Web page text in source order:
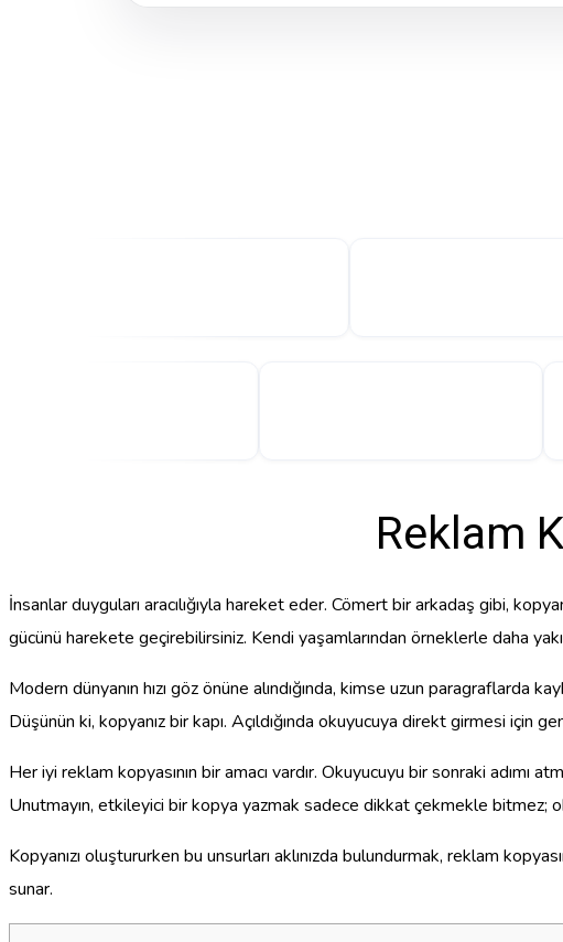
Reklam
İnsanlar duyguları aracılığıyla hareket eder. Cömert bir arkadaş gibi,
gücünü harekete geçirebilirsiniz. Kendi yaşamlarından örneklerle daha
Modern dünyanın hızı göz önüne alındığında, kimse uzun
Düşünün ki, kopyanız bir kapı. Açıldığında okuyucuya direkt girmesi için
Her iyi reklam kopyasının bir amacı vardır. Okuyucuyu bir sonraki
Unutmayın, etkileyici bir kopya yazmak sadece dikkat çekmekle bitmez;
Kopyanızı oluştururken bu unsurları aklınızda bulundurmak, reklam
sunar.